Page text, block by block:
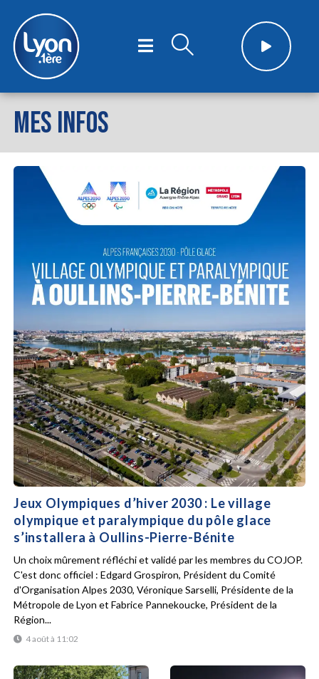
MES INFOS
Jeux Olympiques d’hiver 2030 : Le village
olympique et paralympique du pôle glace
s’installera à Oullins-Pierre-Bénite
4 août à 11:02
Un choix mûrement réfléchi et validé par les membres du COJOP.
C'est donc officiel : Edgard Grospiron, Président du Comité
d'Organisation Alpes 2030, Véronique Sarselli, Présidente de la
Métropole de Lyon et Fabrice Pannekoucke, Président de la
Région...